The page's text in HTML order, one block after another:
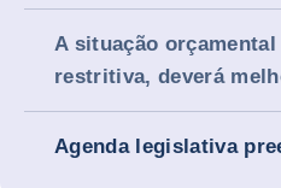
A situação
restritiva, deverá
Agenda legislativa